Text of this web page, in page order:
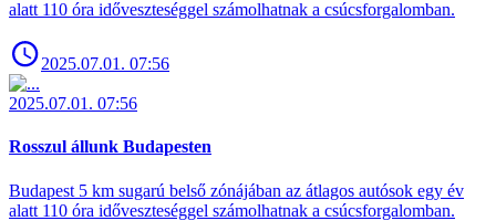
alatt 110 óra időveszteséggel számolhatnak a csúcsforgalomban.
2025.07.01. 07:56
2025.07.01. 07:56
Rosszul állunk Budapesten
Budapest 5 km sugarú belső zónájában az átlagos autósok egy év
alatt 110 óra időveszteséggel számolhatnak a csúcsforgalomban.